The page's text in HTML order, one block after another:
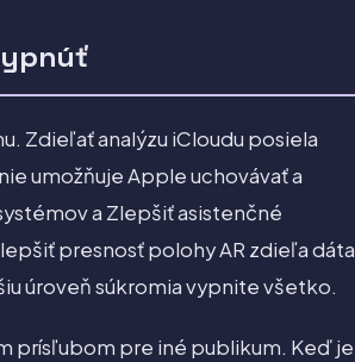
Zdieľať analýzu iCloudu posiela
umožňuje Apple uchovávať a
a Zlepšiť asistenčné
presnosť polohy AR zdieľa dáta
úroveň súkromia vypnite všetko.
prísľubom pre iné publikum. Keď je